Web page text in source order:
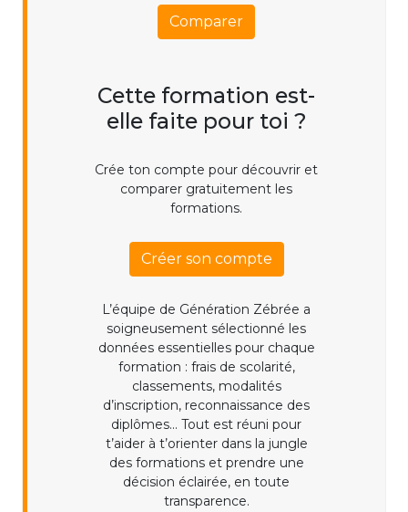
Comparer
Cette formation est-
elle faite pour toi ?
Crée ton compte pour découvrir et
comparer gratuitement les
formations.
Créer son compte
L’équipe de Génération Zébrée a
soigneusement sélectionné les
données essentielles pour chaque
formation : frais de scolarité,
classements, modalités
d’inscription, reconnaissance des
diplômes... Tout est réuni pour
t’aider à t’orienter dans la jungle
des formations et prendre une
décision éclairée, en toute
transparence.